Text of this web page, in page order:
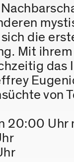
die
Mit
das
von
20:00 Uhr